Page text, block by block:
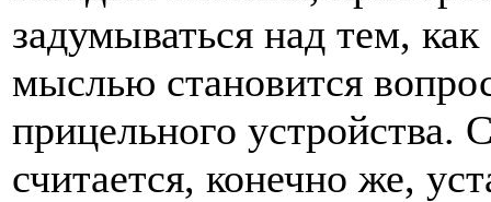
задумываться над тем,
мыслью становится
прицельного
считается, конечно же,